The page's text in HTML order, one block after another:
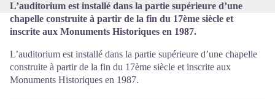
L’auditorium est installé dans la partie supérieure d’une
chapelle construite à partir de la fin du 17ème siècle et
inscrite aux Monuments Historiques en 1987.
L’auditorium est installé dans la partie supérieure d’une chapelle
construite à partir de la fin du 17ème siècle et inscrite aux
Monuments Historiques en 1987.